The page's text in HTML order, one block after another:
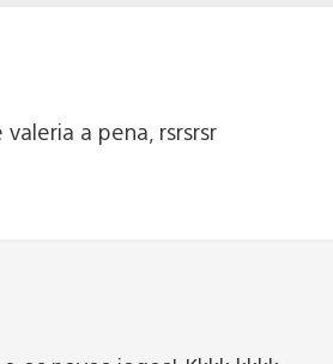
a pena, rsrsrsr